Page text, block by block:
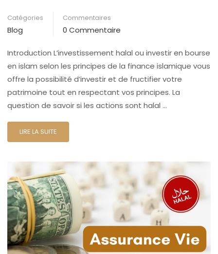
Catégories
Blog
Commentaires
0 Commentaire
Introduction L’investissement halal ou investir en bourse
en islam selon les principes de la finance islamique vous
offre la possibilité d’investir et de fructifier votre
patrimoine tout en respectant vos principes. La
question de savoir si les actions sont halal …
LIRE LA SUITE